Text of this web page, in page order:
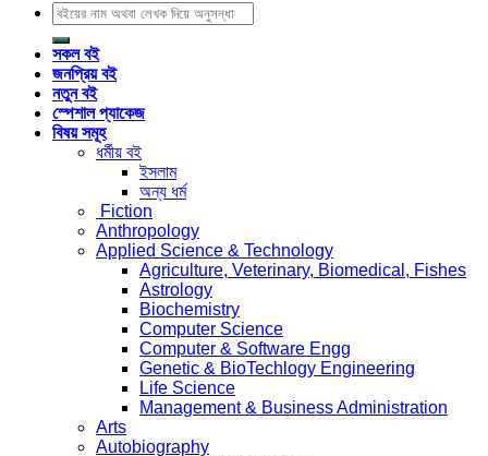
Search
for:
সকল বই
জনপ্রিয় বই
নতুন বই
স্পেশাল প্যাকেজ
বিষয় সমূহ
ধর্মীয় বই
ইসলাম
অন্য ধর্ম
Fiction
Anthropology
Applied Science & Technology
Agriculture, Veterinary, Biomedical, Fishes
Astrology
Biochemistry
Computer Science
Computer & Software Engg
Genetic & BioTechlogy Engineering
Life Science
Management & Business Administration
Arts
Autobiography